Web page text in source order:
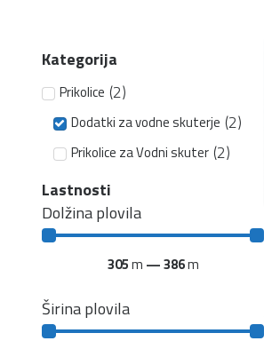
Kategorija
Prikolice (2)
Dodatki za vodne skuterje (2)
Prikolice za Vodni skuter (2)
Lastnosti
Dolžina plovila
305m —386m
Širina plovila